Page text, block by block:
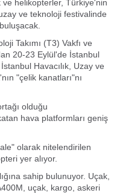
ve helikopterler, Türkiye'nin
ve teknoloji festivalinde
Takımı (T3) Vakfı ve
20-23 Eylül'de İstanbul
Havacılık, Uzay ve
"çelik kanatları"nı
olduğu
hava platformları geniş
olarak nitelendirilen
yer alıyor.
sahip bulunuyor. Uçak,
uçak, kargo, askeri